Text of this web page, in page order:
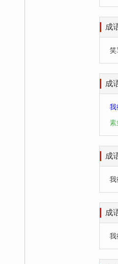
成
笑
成
我
素
成
我
成
我